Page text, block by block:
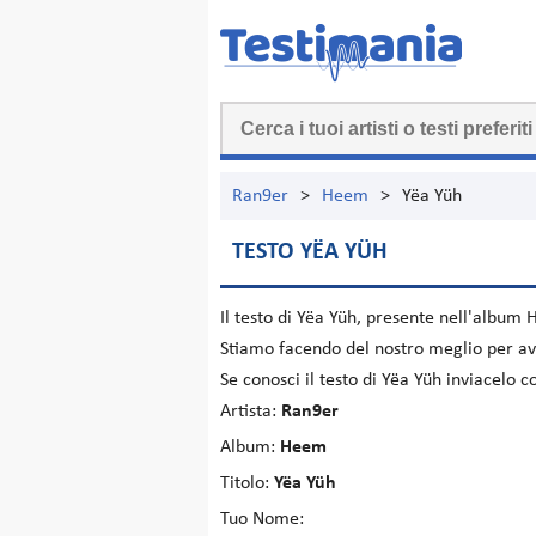
Ran9er > Heem > Yëa Yüh
TESTO YËA YÜH
Il testo di Yëa Yüh, presente nell'album
Stiamo facendo del nostro meglio per
Se conosci il testo di Yëa Yüh inviacelo
Artista: Ran9er
Album: Heem
Titolo: Yëa Yüh
Tuo Nome: